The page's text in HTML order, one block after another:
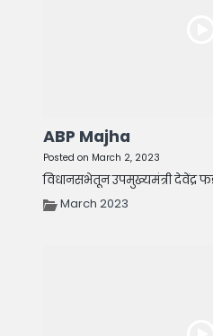
ABP Majha
Posted on March 2, 2023
विधानसभेतून उपमुख्यमंत्री देवेंद्र
March 2023